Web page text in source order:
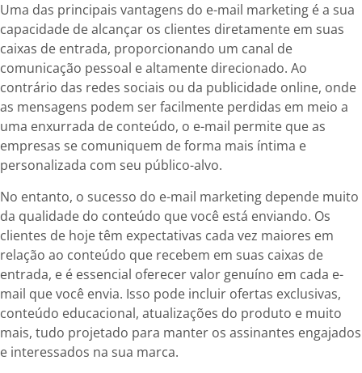
Uma das principais vantagens do e-mail marketing é a sua
capacidade de alcançar os clientes diretamente em suas
caixas de entrada, proporcionando um canal de
comunicação pessoal e altamente direcionado. Ao
contrário das redes sociais ou da publicidade online, onde
as mensagens podem ser facilmente perdidas em meio a
uma enxurrada de conteúdo, o e-mail permite que as
empresas se comuniquem de forma mais íntima e
personalizada com seu público-alvo.
No entanto, o sucesso do e-mail marketing depende muito
da qualidade do conteúdo que você está enviando. Os
clientes de hoje têm expectativas cada vez maiores em
relação ao conteúdo que recebem em suas caixas de
entrada, e é essencial oferecer valor genuíno em cada e-
mail que você envia. Isso pode incluir ofertas exclusivas,
conteúdo educacional, atualizações do produto e muito
mais, tudo projetado para manter os assinantes engajados
e interessados na sua marca.